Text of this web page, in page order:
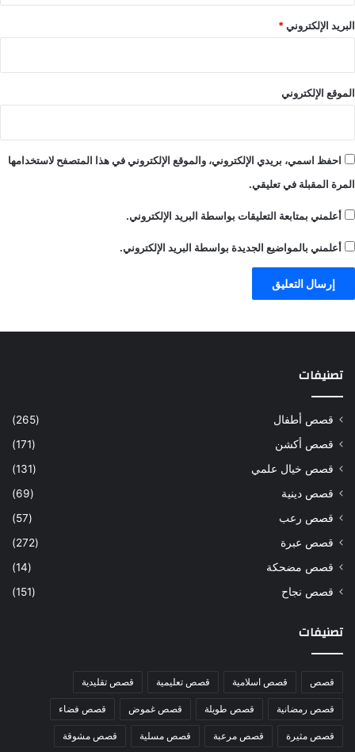
البريد الإلكتروني*
الموقع الإلكتروني
احفظ اسمي، بريدي الإلكتروني، والموقع الإلكتروني في هذا المتصفح لاستخدامها
المرة المقبلة في تعليقي.
أعلمني بمتابعة التعليقات بواسطة البريد الإلكتروني.
أعلمني بالمواضيع الجديدة بواسطة البريد الإلكتروني.
تصنيفات
قصص أطفال
(265)
قصص أكشن
(171)
قصص خيال علمي
(131)
قصص دينية
(69)
قصص رعب
(57)
قصص عبرة
(272)
قصص مضحكة
(14)
قصص نجاح
(151)
تصنيفات
قصص قصص اسلامية قصص تعليمية قصص تقليدية
قصص رمضانية قصص طويلة قصص غموض قصص فضاء
قصص مثيرة قصص مرعبة قصص مسلية قصص مشوقة